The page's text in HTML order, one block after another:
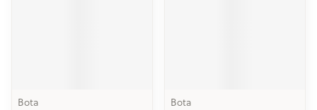
Bota Bota